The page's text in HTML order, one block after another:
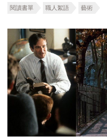
閱讀書單 職人絮語 藝術